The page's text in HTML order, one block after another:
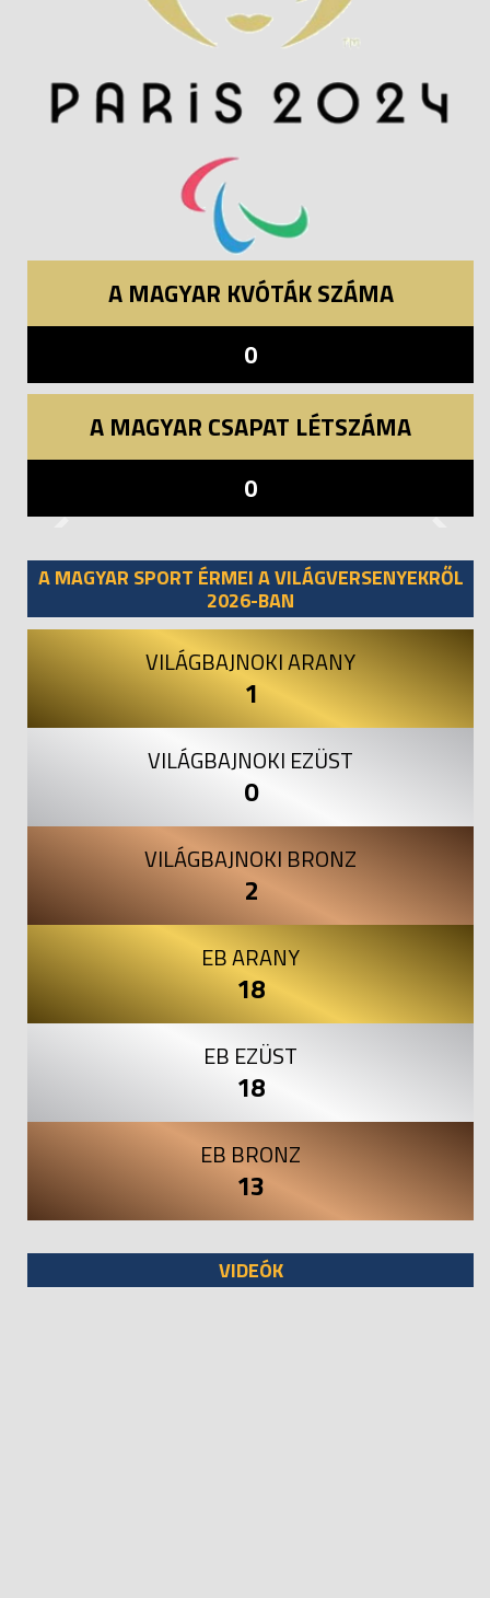
A MAGYAR KVÓTÁK SZÁMA
0
A MAGYAR CSAPAT LÉTSZÁMA
0
A MAGYAR SPORT ÉRMEI A VILÁGVERSENYEKRŐL
2026-BAN
VILÁGBAJNOKI ARANY
1
VILÁGBAJNOKI EZÜST
0
VILÁGBAJNOKI BRONZ
2
EB ARANY
18
EB EZÜST
18
EB BRONZ
13
VIDEÓK